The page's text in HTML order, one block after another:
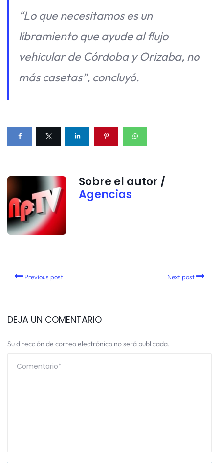
“Lo que necesitamos es un
libramiento que ayude al flujo
vehicular de Córdoba y Orizaba, no
más casetas”, concluyó.
Sobre el autor /
Agencias
Previous post Next post
DEJA UN COMENTARIO
Su dirección de correo electrónico no será publicada.